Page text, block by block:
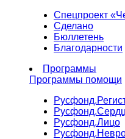
Спецпроект
Сделано
Бюллетень
Благодарности
Программы
Программы помощи
Русфонд.
Русфонд.
Русфонд.Лицо
Русфонд.